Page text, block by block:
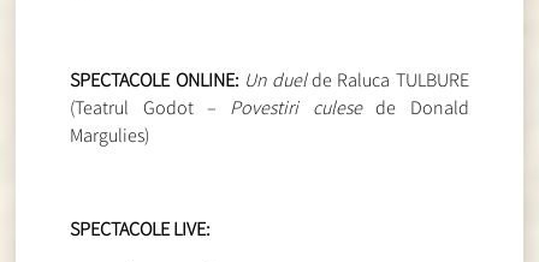
SPECTACOLE ONLINE: Un duelde Raluca TULBURE
(Teatrul Godot – Povestiri culesede Donald
Margulies)
SPECTACOLE LIVE: